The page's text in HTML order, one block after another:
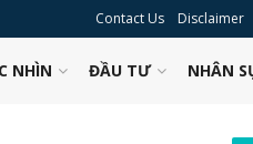
Contact Us Disclaimer
NHÌN ĐẦU TƯ NHÂN